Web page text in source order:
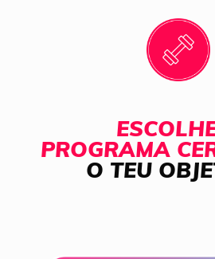
PROGRAMA
O TEU